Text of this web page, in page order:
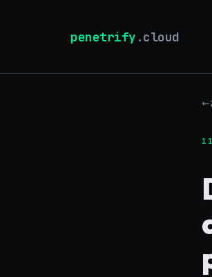
penetrify .cloud